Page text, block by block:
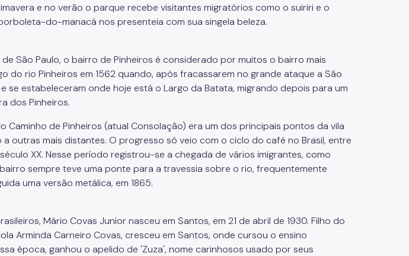
e no verão o parque recebe visitantes migratórios como o suiriri e o
do-manacá nos presenteia com sua singela beleza.
São Paulo, o bairro de Pinheiros é considerado por muitos o bairro mais
do rio Pinheiros em 1562 quando, após fracassarem no grande ataque a São
se estabeleceram onde hoje está o Largo da Batata, migrando depois para um
dos Pinheiros.
Caminho de Pinheiros (atual Consolação) era um dos principais pontos da vila
a outras mais distantes. O progresso só veio com o ciclo do café no Brasil, entre
XX. Nesse período registrou-se a chegada de vários imigrantes, como
sempre teve uma ponte para a travessia sobre o rio, frequentemente
uma versão metálica, em 1865.
Mário Covas Junior nasceu em Santos, em 21 de abril de 1930. Filho do
Arminda Carneiro Covas, cresceu em Santos, onde cursou o ensino
época, ganhou o apelido de 'Zuza', nome carinhosos usado por seus